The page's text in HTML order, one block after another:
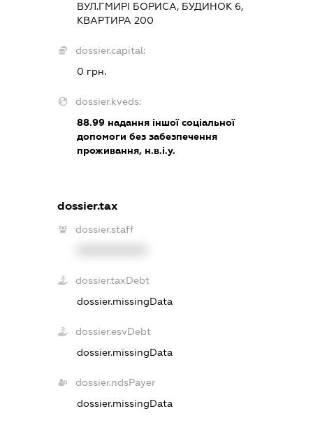
ВУЛ.ГМИРІ БОРИСА, БУДИНОК 6,
КВАРТИРА 200
dossier.capital:
0 грн.
dossier.kveds:
88.99 надання іншої соціальної
допомоги без забезпечення
проживання, н.в.і.у.
dossier.tax
dossier.staff
dossier.taxDebt
dossier.missingData
dossier.esvDebt
dossier.missingData
dossier.ndsPayer
dossier.missingData